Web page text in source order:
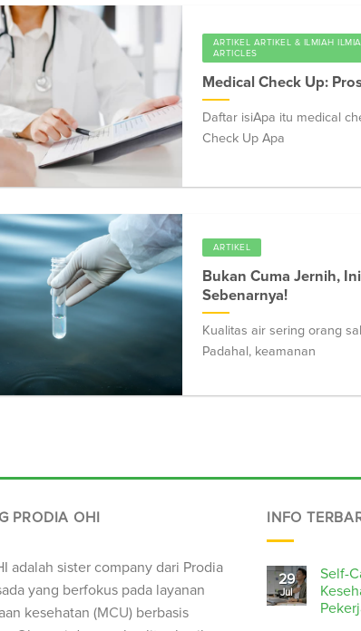
ARTIKEL ARTIKEL & ILMIAH
ARTICLES
Medical Check Up:
Daftar isiApa itu medical
Check Up Apa
ARTIKEL
Bukan Cuma Jernih,
Sebenarnya!
Kualitas air sering orang
Padahal, keamanan
PRODIA OHI
adalah sister company dari Prodia
yang berfokus pada layanan
kesehatan (MCU) berbasis
INFO
29
Jul
Self-